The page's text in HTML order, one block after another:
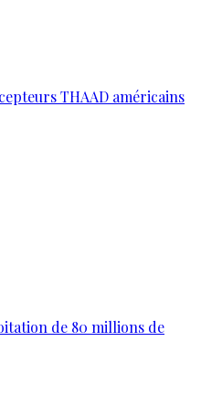
THAAD américains
de 80 millions de